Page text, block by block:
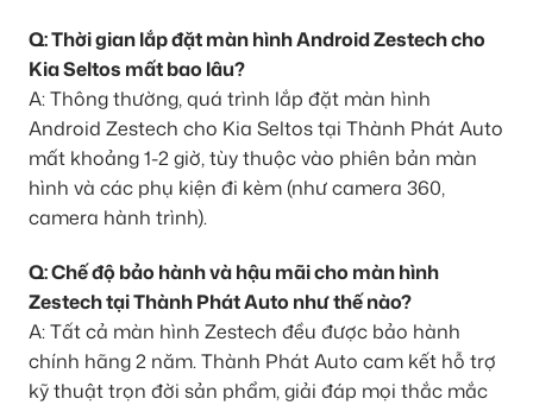
Q: Thời gian lắp đặt màn hình Android Zestech cho
Kia Seltos mất bao lâu?
A: Thông thường, quá trình lắp đặt màn hình
Android Zestech cho Kia Seltos tại Thành Phát Auto
mất khoảng 1-2 giờ, tùy thuộc vào phiên bản màn
hình và các phụ kiện đi kèm (như camera 360,
camera hành trình).
Q: Chế độ bảo hành và hậu mãi cho màn hình
Zestech tại Thành Phát Auto như thế nào?
A: Tất cả màn hình Zestech đều được bảo hành
chính hãng 2 năm. Thành Phát Auto cam kết hỗ trợ
kỹ thuật trọn đời sản phẩm, giải đáp mọi thắc mắc